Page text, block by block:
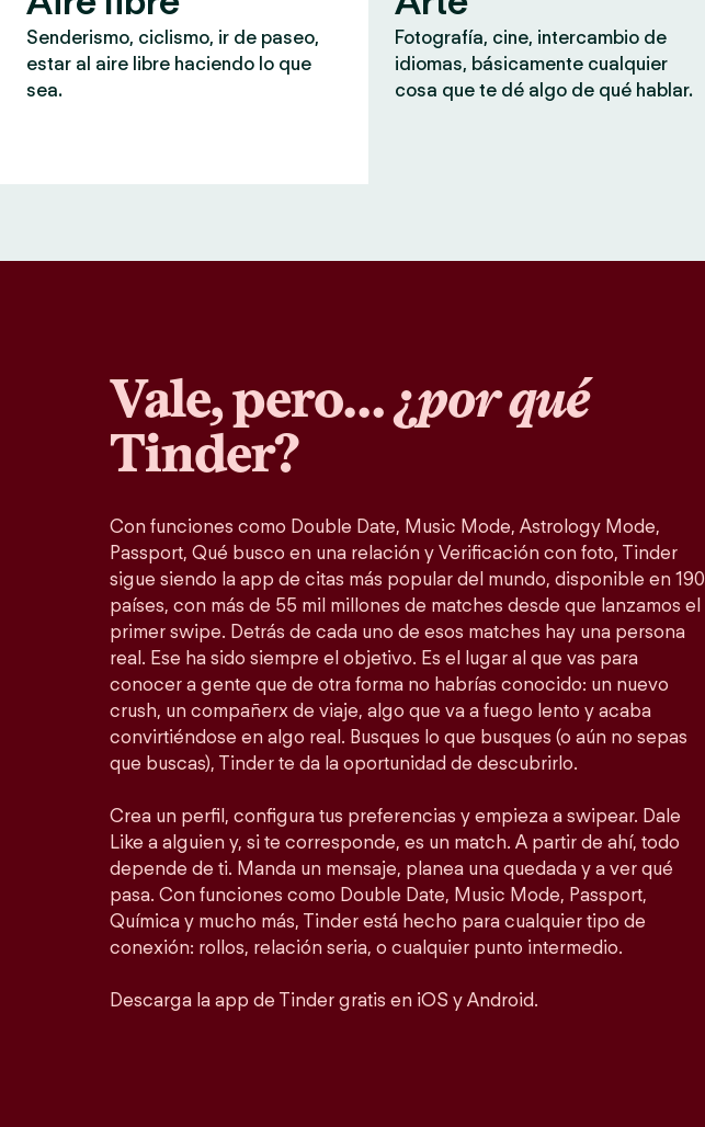
Senderismo, ciclismo, ir de paseo,
estar al aire libre haciendo lo que
sea.
Fotografía, cine, intercambio de
idiomas, básicamente cualquier
cosa que te dé algo de qué hablar.
Vale, pero… ¿por qué
Tinder?
Con funciones como Double Date, Music Mode, Astrology Mode,
Passport, Qué busco en una relación y Verificación con foto, Tinder
sigue siendo la app de citas más popular del mundo, disponible en 190
países, con más de 55 mil millones de matches desde que lanzamos el
primer swipe. Detrás de cada uno de esos matches hay una persona
real. Ese ha sido siempre el objetivo. Es el lugar al que vas para
conocer a gente que de otra forma no habrías conocido: un nuevo
crush, un compañerx de viaje, algo que va a fuego lento y acaba
convirtiéndose en algo real. Busques lo que busques (o aún no sepas
que buscas), Tinder te da la oportunidad de descubrirlo.
Crea un perfil, configura tus preferencias y empieza a swipear. Dale
Like a alguien y, si te corresponde, es un match. A partir de ahí, todo
depende de ti. Manda un mensaje, planea una quedada y a ver qué
pasa. Con funciones como Double Date, Music Mode, Passport,
Química y mucho más, Tinder está hecho para cualquier tipo de
conexión: rollos, relación seria, o cualquier punto intermedio.
Descarga la app de Tinder gratis en iOS y Android.